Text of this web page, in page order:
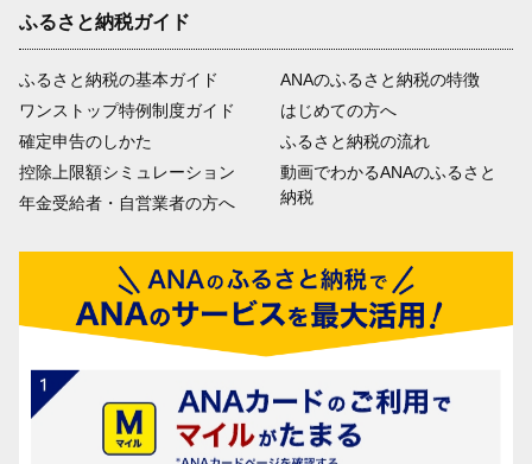
ふるさと納税ガイド
ふるさと納税の基本ガイド
ワンストップ特例制度ガイド
確定申告のしかた
控除上限額シミュレーション
年金受給者・自営業者の方へ
ANAのふるさと納税の特徴
はじめての方へ
ふるさと納税の流れ
動画でわかるANAのふるさと
納税